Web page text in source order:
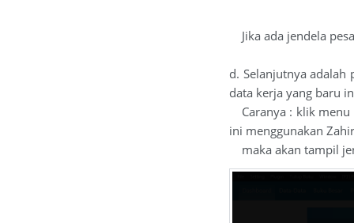
Jika ada jendela
d. Selanjutnya
data kerja yang baru
Caranya : klik menu
ini menggunakan
maka akan tampil